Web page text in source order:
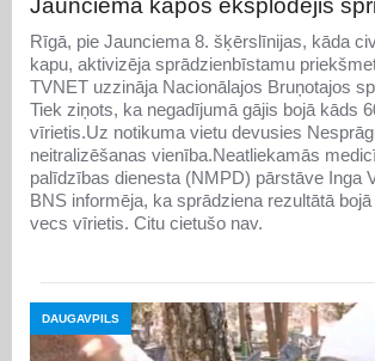
Jaunciema kapos eksplodējis
Rīgā, pie Jaunciema 8. šķērslīnijas, kāda
kapu, aktivizēja sprādzienbīstamu
TVNET uzzināja Nacionālajos Bruņotajos
Tiek ziņots, ka negadījumā gājis bojā kāds
vīrietis.Uz notikuma vietu devusies
neitralizēšanas vienība.Neatliekamās
palīdzības dienesta (NMPD) pārstāve Inga
BNS informēja, ka sprādziena rezultātā
vecs vīrietis. Citu cietušo nav.
DAUGAVPILS